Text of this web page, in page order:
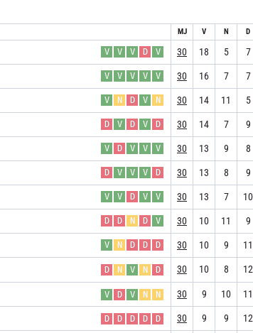
MJ V N D
V V V D V 30 18 5 7
V V V V V 30 16 7 7
V N D V N 30 14 11 5
D V D V D 30 14 7 9
V D V V V 30 13 9 8
D V V V D 30 13 8 9
V V D V V 30 13 7 10
D D N D V 30 10 11 9
V N D D D 30 10 9 11
D N V N D 30 10 8 12
V D V N N 30 9 10 11
D D D D D 30 9 9 12